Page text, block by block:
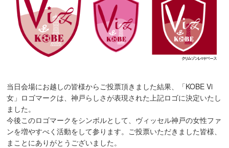
当日会場にお越しの皆様からご投票頂きました結果、「KOBE Vi
女」ロゴマークは、神戸らしさが表現された上記ロゴに決定いたし
ました。
今後このロゴマークをシンボルとして、ヴィッセル神戸の女性ファ
ンを増やすべく活動をして参ります。ご投票いただきました皆様、
まことにありがとうございました。